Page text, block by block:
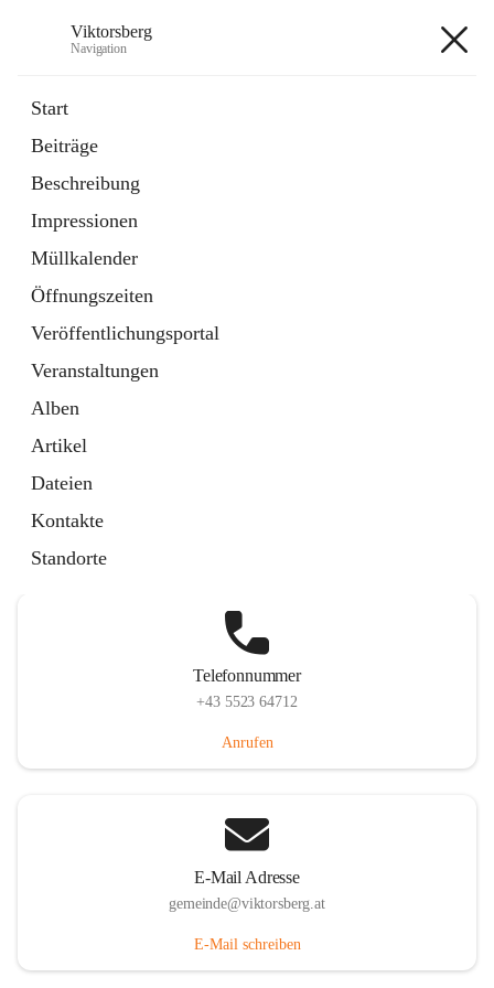
Viktorsberg
Navigation
Start
Beiträge
Beschreibung
Impressionen
Müllkalender
Öffnungszeiten
Veröffentlichungsportal
Veranstaltungen
Alben
Artikel
Dateien
Kontakte
Standorte
1 Schnellzugriff
Bürgerservice
10 Schnellzugriffe
Telefonnummer
+43 5523 64712
Anrufen
E-Mail Adresse
gemeinde@viktorsberg.at
E-Mail schreiben